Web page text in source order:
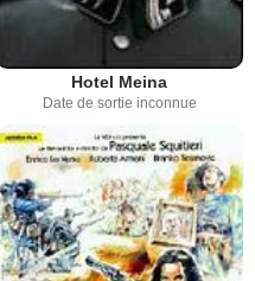
Hotel Meina
Date de sortie inconnue